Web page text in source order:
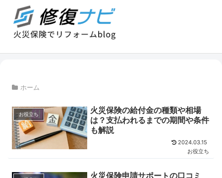
ホーム
お役立ち
火災保険の給付金の種類や相場
は？支払われるまでの期間や条件
も解説
2024.03.15
お役立ち
火災保険申請サポートの口コミ